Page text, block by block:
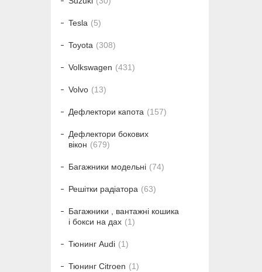
Tesla 5
Toyota 308
Volkswagen 431
Volvo 13
Дефлектори капота 157
Дефлектори бокових
вікон
679
Багажники модельні 74
Решітки радіатора 63
Багажники , вантажні кошика
і бокси на дах
1
Тюнинг Audi 1
Тюнинг Citroen 1